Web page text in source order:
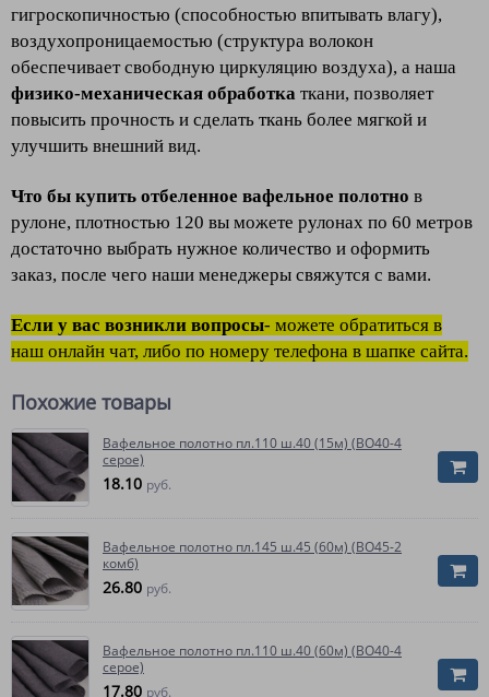
гигроскопичностью (способностью впитывать влагу),
воздухопроницаемостью (структура волокон
обеспечивает свободную циркуляцию воздуха), а наша
физико-механическая обработка ткани, позволяет
повысить прочность и сделать ткань более мягкой и
улучшить внешний вид.
Что бы купить отбеленное вафельное полотно в
рулоне, плотностью 120 вы можете рулонах по 60 метров
достаточно выбрать нужное количество и оформить
заказ, после чего наши менеджеры свяжутся с вами.
Если у вас возникли вопросы- можете обратиться в
наш онлайн чат, либо по номеру телефона в шапке сайта.
Похожие товары
Вафельное полотно пл.110 ш.40 (15м) (ВО40-4
серое)
18.10 руб.
Вафельное полотно пл.145 ш.45 (60м) (ВО45-2
комб)
26.80 руб.
Вафельное полотно пл.110 ш.40 (60м) (ВО40-4
серое)
17.80 руб.